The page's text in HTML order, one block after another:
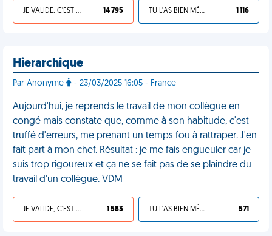
JE VALIDE, C'EST UNE VDM 14 795 TU L'AS BIEN MÉRITÉ 1 116
Hierarchique
Par Anonyme - 23/03/2025 16:05 - France
Aujourd'hui, je reprends le travail de mon collègue en
congé mais constate que, comme à son habitude, c'est
truffé d'erreurs, me prenant un temps fou à rattraper. J'en
fait part à mon chef. Résultat : je me fais engueuler car je
suis trop rigoureux et ça ne se fait pas de se plaindre du
travail d'un collègue. VDM
JE VALIDE, C'EST UNE VDM 1 583 TU L'AS BIEN MÉRITÉ 571